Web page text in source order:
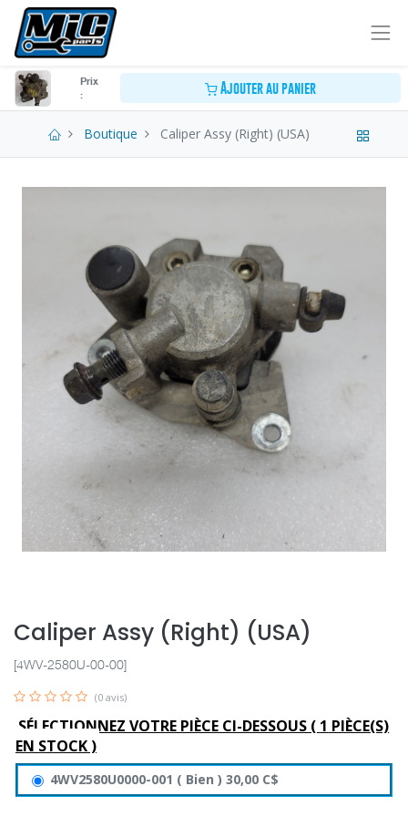
Prix
:
Ajouter au panier
Boutique Caliper Assy (Right) (USA)
Caliper Assy (Right) (USA)
[4WV-2580U-00-00]
(0 avis)
SÉLECTIONNEZ VOTRE PIÈCE CI-DESSOUS ( 1 PIÈCE(S)
EN STOCK )
4WV2580U0000-001 ( Bien ) 30,00 C$